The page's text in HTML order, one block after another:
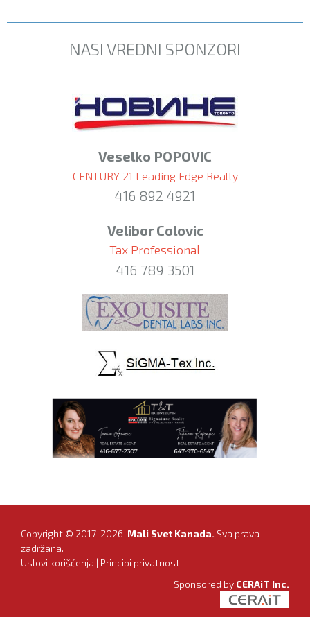
NASI VREDNI SPONZORI
Veselko POPOVIC
CENTURY 21 Leading Edge Realty
416 892 4921
Velibor Colovic
Tax Professional
416 789 3501
Copyright © 2017-2026 Mali Svet Kanada. Sva prava
zadržana.
Uslovi korišćenja | Principi privatnosti
Sponsored by CERAiT Inc.